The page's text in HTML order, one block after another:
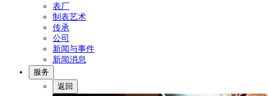
表厂
制表艺术
传承
公司
新闻与事件
新闻消息
服务
返回